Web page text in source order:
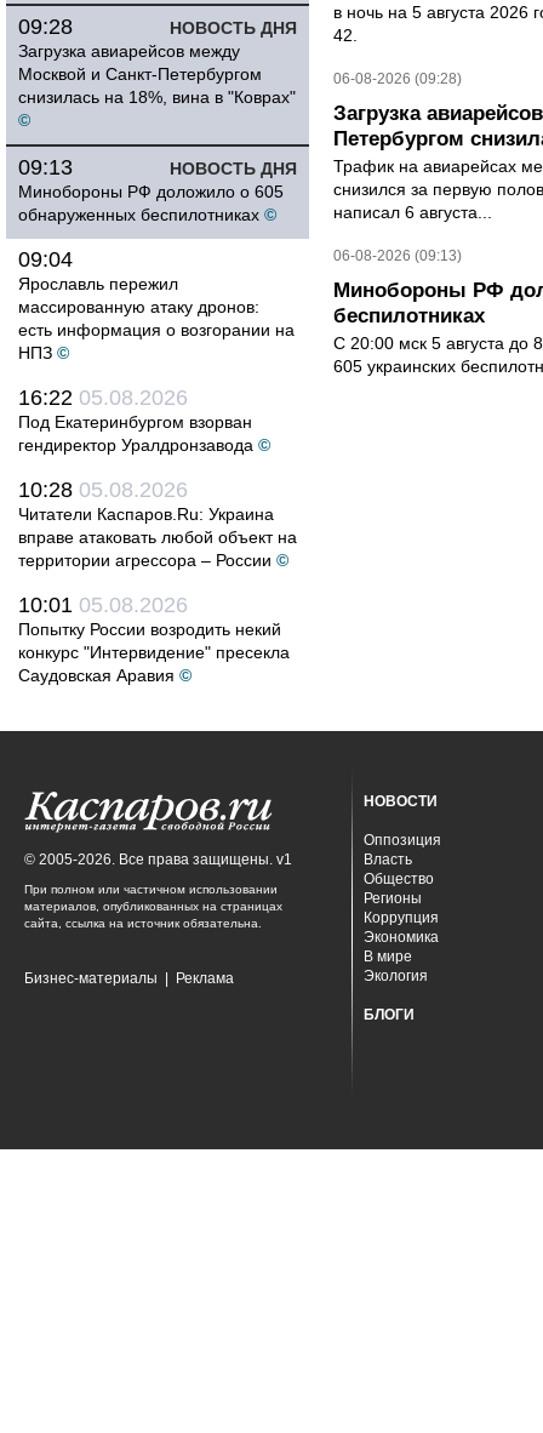
НОВОСТЬ ДНЯ
09:28
Загрузка авиарейсов между
Москвой и Санкт-Петербургом
снизилась на 18%, вина в "Коврах"
©
НОВОСТЬ ДНЯ
09:13
Минобороны РФ доложило о 605
обнаруженных беспилотниках ©
09:04
Ярославль пережил
массированную атаку дронов:
есть информация о возгорании на
НПЗ ©
16:22 05.08.2026
Под Екатеринбургом взорван
гендиректор Уралдронзавода ©
10:28 05.08.2026
Читатели Каспаров.Ru: Украина
вправе атаковать любой объект на
территории агрессора – России ©
10:01 05.08.2026
Попытку России возродить некий
конкурс "Интервидение" пресекла
Саудовская Аравия ©
в ночь на 5 августа 2026
42.
06-08-2026 (09:28)
Загрузка
Петербургом
Трафик на авиарейсах
снизился за первую
написал 6 августа...
06-08-2026 (09:13)
Минобороны РФ
беспилотниках
С 20:00 мск 5 августа до
605 украинских
© 2005-2026. Все права защищены. v1
При полном или частичном использовании
материалов, опубликованных на страницах
сайта, ссылка на источник обязательна.
Бизнес-материалы Реклама
НОВОСТИ
Оппозиция
Власть
Общество
Регионы
Коррупция
Экономика
В мире
Экология
БЛОГИ